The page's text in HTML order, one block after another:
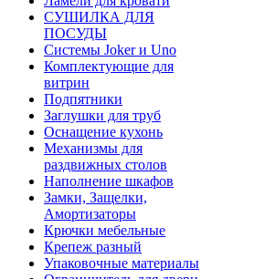
СУШИЛКА ДЛЯ
ПОСУДЫ
Системы Joker и Uno
Комплектующие для
витрин
Подпятники
Заглушки для труб
Оснащение кухонь
Механизмы для
раздвижных столов
Наполнение шкафов
Замки, Защелки,
Амортизаторы
Крючки мебельные
Крепеж разный
Упаковочные материалы